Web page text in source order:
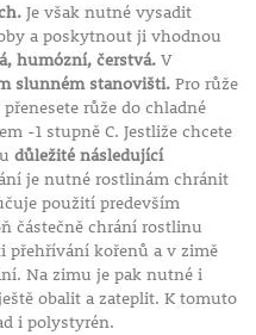
Je však nutné vysadit
a poskytnout ji vhodnou
humózní, čerstvá.V
slunném stanovišti.Pro růže
růže do chladné
-1 stupně C. Jestliže chcete
důležité následující
je nutné rostlinám chránit
použití predevším
částečně chrání rostlinu
přehřívání kořenů a v zimě
Na zimu je pak nutné i
obalit a zateplit. K tomuto
i polystyrén.